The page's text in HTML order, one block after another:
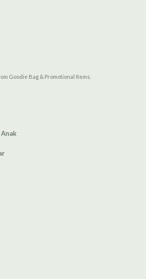
Goodie Bag & Promotional Items.